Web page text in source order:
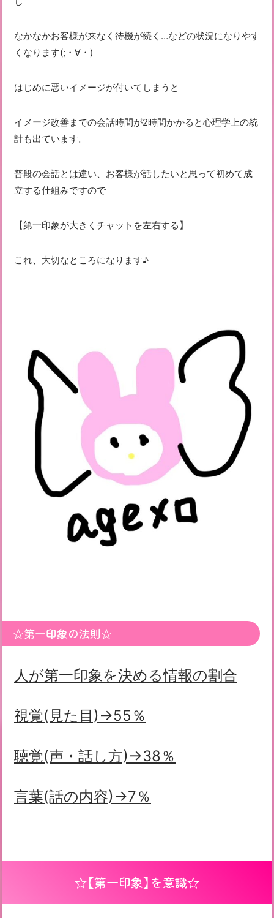
なかなかお客様が来なく待機が続く…などの状況になりやす
くなります(;・∀・)
はじめに悪いイメージが付いてしまうと
イメージ改善までの会話時間が2時間かかると心理学上の統
計も出ています。
普段の会話とは違い、お客様が話したいと思って初めて成
立する仕組みですので
【第一印象が大きくチャットを左右する】
これ、大切なところになります♪
☆第一印象の法則☆
人が第一印象を決める情報の割合
視覚(見た目)→55％
聴覚(声・話し方)→38％
言葉(話の内容)→7％
☆【第一印象】を意識☆